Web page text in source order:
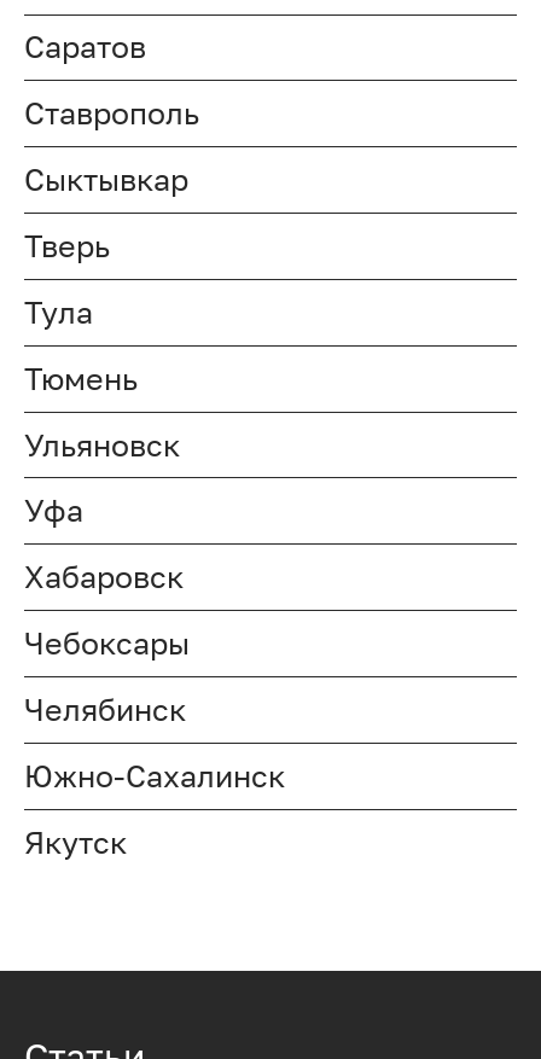
Саратов
Ставрополь
Сыктывкар
Тверь
Тула
Тюмень
Ульяновск
Уфа
Хабаровск
Чебоксары
Челябинск
Южно-Сахалинск
Якутск